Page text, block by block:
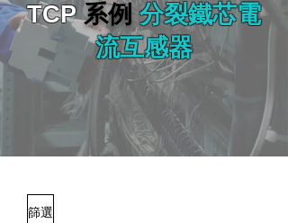
TCP 系例 分裂鐵芯電
流互感器
篩選